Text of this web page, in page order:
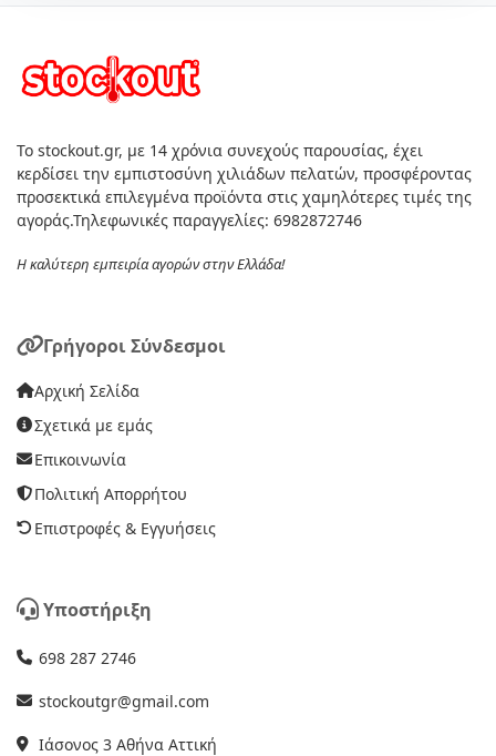
Το stockout.gr, με 14 χρόνια συνεχούς παρουσίας, έχει
κερδίσει την εμπιστοσύνη χιλιάδων πελατών, προσφέροντας
προσεκτικά επιλεγμένα προϊόντα στις χαμηλότερες τιμές της
αγοράς.Τηλεφωνικές παραγγελίες: 6982872746
Η καλύτερη εμπειρία αγορών στην Ελλάδα!
Γρήγοροι Σύνδεσμοι
Αρχική Σελίδα
Σχετικά με εμάς
Επικοινωνία
Πολιτική Απορρήτου
Επιστροφές & Εγγυήσεις
Υποστήριξη
698 287 2746
stockoutgr@gmail.com
Ιάσονος 3 Αθήνα Αττική